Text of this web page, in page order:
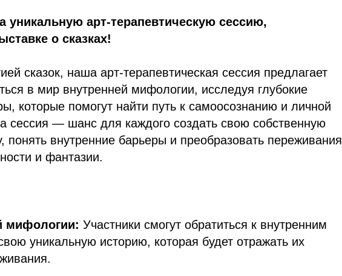
уникальную арт-терапевтическую сессию,
о сказках!
сказок, наша арт-терапевтическая сессия предлагает
в мир внутренней мифологии, исследуя глубокие
которые помогут найти путь к самоосознанию и личной
сессия — шанс для каждого создать свою собственную
понять внутренние барьеры и преобразовать переживания
и фантазии.
мифологии: Участники смогут обратиться к внутренним
уникальную историю, которая будет отражать их